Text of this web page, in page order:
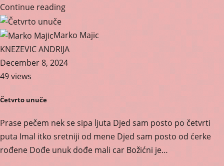
Continue reading
Marko Majic
KNEZEVIC ANDRIJA
December 8, 2024
49 views
Četvrto unuče
Prase pečem nek se sipa ljuta Djed sam posto po četvrti
puta Imal itko sretniji od mene Djed sam posto od ćerke
rođene Dođe unuk dođe mali car Božićni je…